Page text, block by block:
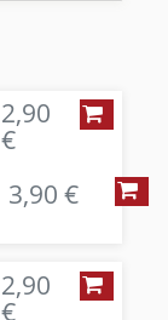
2,90
€
3,90 €
2,90
€